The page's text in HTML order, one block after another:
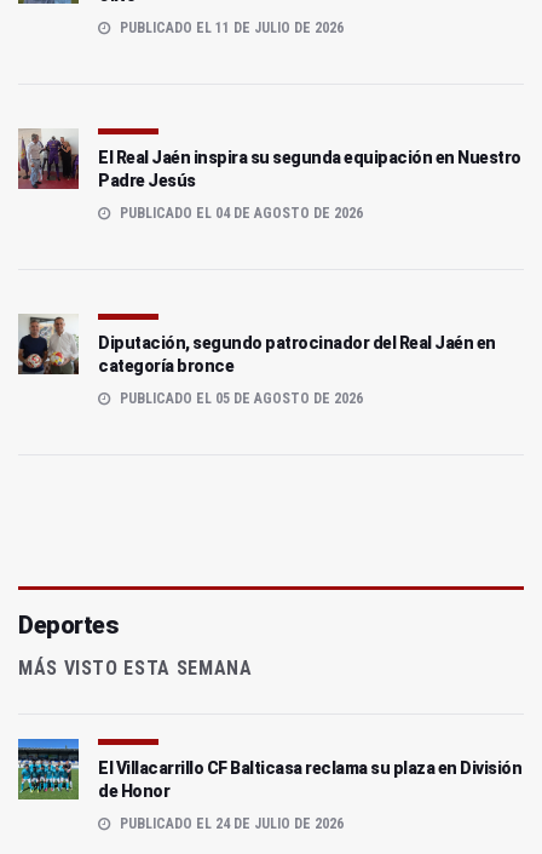
PUBLICADO EL 11 DE JULIO DE 2026
El Real Jaén inspira su segunda equipación en Nuestro
Padre Jesús
PUBLICADO EL 04 DE AGOSTO DE 2026
Diputación, segundo patrocinador del Real Jaén en
categoría bronce
PUBLICADO EL 05 DE AGOSTO DE 2026
Deportes
MÁS VISTO ESTA SEMANA
El Villacarrillo CF Balticasa reclama su plaza en División
de Honor
PUBLICADO EL 24 DE JULIO DE 2026